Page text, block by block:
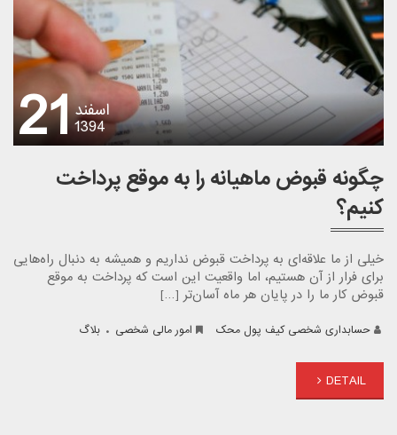
21اسفند
1394
چگونه قبوض ماهیانه را به موقع پرداخت
کنیم؟
خیلی از ما علاقه‌ای به پرداخت قبوض نداریم و همیشه به دنبال راه‌هایی
برای فرار از آن هستیم، اما واقعیت این است که پرداخت به موقع
قبوض کار ما را در پایان هر ماه آسان‌تر […]
حسابداری شخصی کیف پول محک امور مالی شخصی . بلاگ
DETAIL